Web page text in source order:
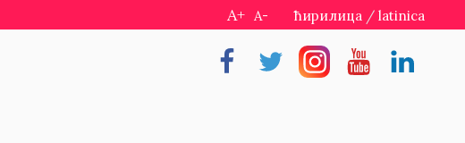
A+ A- ћирилица / latinica
FacebookTwitterInstragramYoutubeLinkedin